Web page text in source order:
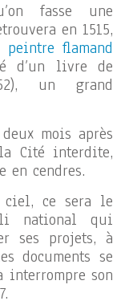
fasse une
en 1515,
peintre flamand
d’un livre de
un grand
mois après
Cité interdite,
en cendres.
ciel, ce sera le
national qui
ses projets, à
documents se
interrompre son